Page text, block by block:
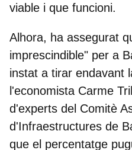
viable i que funcioni.
Alhora, ha assegurat
imprescindible" per a
instat a tirar endavant
l'economista Carme
d'experts del Comitè
d'Infraestructures de
que el percentatge